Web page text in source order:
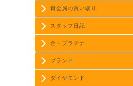
貴金属の買い取り
スタッフ日記
金・プラチナ
ブランド
ダイヤモンド